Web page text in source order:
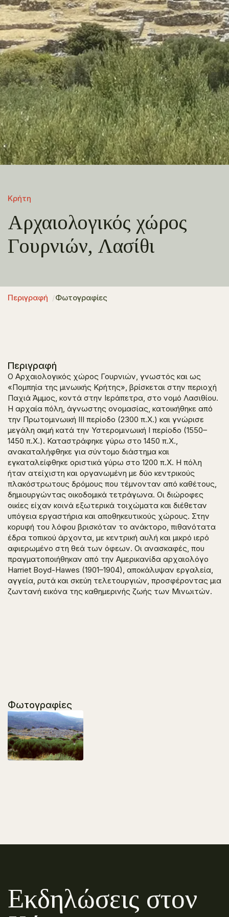
Κρήτη
Αρχαιολογικός χώρος
Γουρνιών, Λασίθι
Περιγραφή Φωτογραφίες
Περιγραφή
Ο Αρχαιολογικός χώρος Γουρνιών, γνωστός και ως
«Πομπηία της μινωικής Κρήτης», βρίσκεται στην περιοχή
Παχιά Άμμος, κοντά στην Ιεράπετρα, στο νομό Λασιθίου.
Η αρχαία πόλη, άγνωστης ονομασίας, κατοικήθηκε από
την Πρωτομινωική ΙΙΙ περίοδο (2300 π.Χ.) και γνώρισε
μεγάλη ακμή κατά την Υστερομινωική Ι περίοδο (1550–
1450 π.Χ.). Καταστράφηκε γύρω στο 1450 π.Χ.,
ανακαταλήφθηκε για σύντομο διάστημα και
εγκαταλείφθηκε οριστικά γύρω στο 1200 π.Χ. Η πόλη
ήταν ατείχιστη και οργανωμένη με δύο κεντρικούς
πλακόστρωτους δρόμους που τέμνονταν από καθέτους,
δημιουργώντας οικοδομικά τετράγωνα. Οι διώροφες
οικίες είχαν κοινά εξωτερικά τοιχώματα και διέθεταν
υπόγεια εργαστήρια και αποθηκευτικούς χώρους. Στην
κορυφή του λόφου βρισκόταν το ανάκτορο, πιθανότατα
έδρα τοπικού άρχοντα, με κεντρική αυλή και μικρό ιερό
αφιερωμένο στη θεά των όφεων. Οι ανασκαφές, που
πραγματοποιήθηκαν από την Αμερικανίδα αρχαιολόγο
Harriet Boyd-Hawes (1901–1904), αποκάλυψαν εργαλεία,
αγγεία, ρυτά και σκεύη τελετουργιών, προσφέροντας μια
ζωντανή εικόνα της καθημερινής ζωής των Μινωιτών.
Φωτογραφίες
Εκδηλώσεις στον